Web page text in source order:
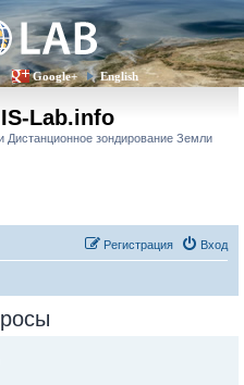
Google+ English
Lab.info
зондирование Земли
Вход
Регистрация